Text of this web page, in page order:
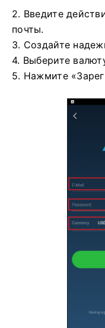
2. Введите
почты.
3. Создайте
4. Выберите
5. Нажмите